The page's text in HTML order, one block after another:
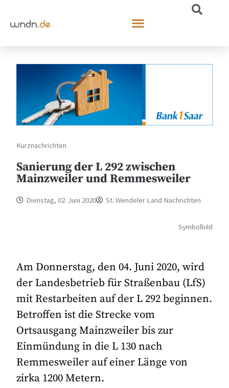
Kurznachrichten
Sanierung der L 292 zwischen
Mainzweiler und Remmesweiler
Dienstag, 02. Juni 2020 St. Wendeler Land Nachrichten
Symbolbild
Am Donnerstag, den 04. Juni 2020, wird
der Landesbetrieb für Straßenbau (LfS)
mit Restarbeiten auf der L 292 beginnen.
Betroffen ist die Strecke vom
Ortsausgang Mainzweiler bis zur
Einmündung in die L 130 nach
Remmesweiler auf einer Länge von
zirka 1200 Metern.